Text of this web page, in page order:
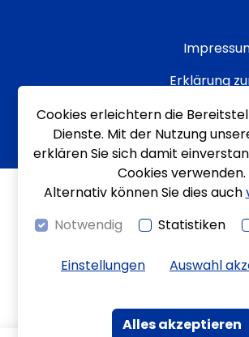
Erklärung
Cookies erleichtern die
Dienste. Mit der Nutzung
erklären Sie sich damit
Cookies verwenden.
Alternativ können Sie dies auch
Notwendig
Statistiken
Einstellungen Auswahl
Alles akzeptieren